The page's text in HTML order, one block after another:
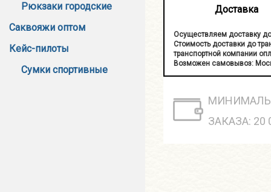
Рюкзаки городские
Саквояжи оптом
Кейс-пилоты
Сумки спортивные
Доставка
Осуществляем доставку
Стоимость доставки до
транспортной компании
Возможен самовывоз:
ЗАКАЗА: 20